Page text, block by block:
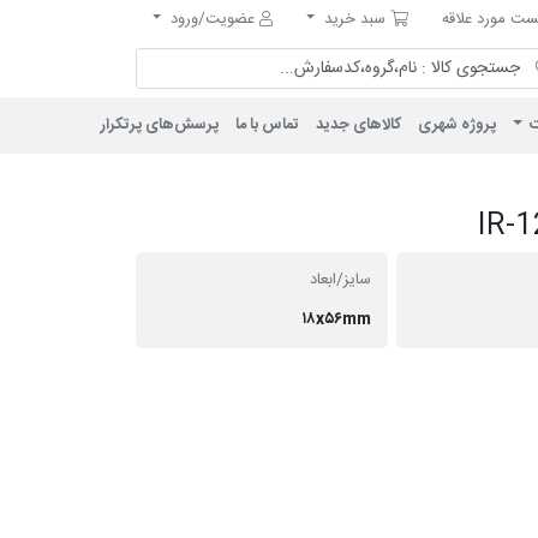
علاقه
مورد علاقه سبد خرید
سبد خرید
عضویت/ورود
پروژه شهری کالاهای جدید تماس با ما پرسش‌های پرتکرار
سایز/ابعاد
۱۸x۵۶mm